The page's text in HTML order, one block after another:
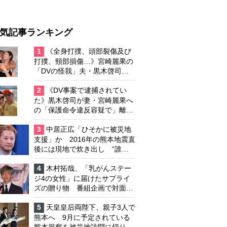
記事ランキング
1
《全身打撲、頭部裂傷及び
打撲、頸部損傷…》宮崎麗果の
「DVの怪我」夫・黒木啓司の
逮捕で始まる「夫婦の闘争」
2
《DV事案で逮捕されてい
た》黒木啓司が妻・宮崎麗果へ
の「保護命令違反容疑で」離婚
協議は「第二ステージ」へ
3
中居正広「ひそかに被災地
支援」か 2016年の熊本地震直
後には現地で炊き出し “誰に
も知られなくて良い”と、むし
ろ強まる福祉活動への思い
4
木村拓哉、「乳がんステー
ジ4の女性」に届けたサプライ
ズの贈り物 番組企画で対面し
たファンが、夢と希望を与える
心遣いに「うれしくて号泣しま
した」
5
天皇皇后両陛下、親子3人で
熊本へ 9月に予定されている